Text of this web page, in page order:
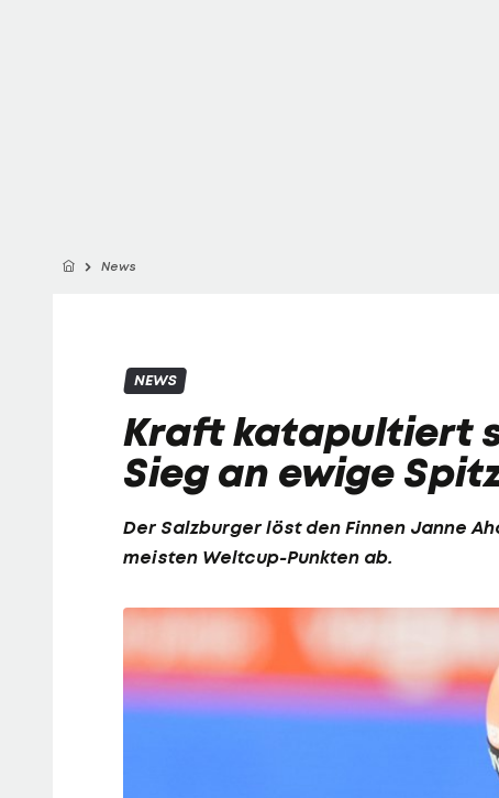
News
NEWS
Kraft katapultiert
Sieg an ewige
Der Salzburger löst den Finnen Janne
meisten Weltcup-Punkten ab.